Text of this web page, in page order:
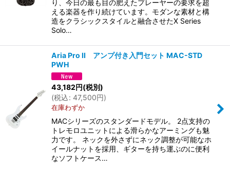
り、今日の最も目の肥えたプレーヤーの要求を超
える楽器を作り続けています。モダンな素材と構
造をクラシックスタイルと融合させたX Series
Solo…
Aria Pro II アンプ付き入門セット MAC-STD
PWH
43,182円(税別)
(税込: 47,500円)
在庫わずか
MACシリーズのスタンダードモデル。 2点支持の
トレモロユニットによる滑らかなアーミングも魅
力です。 ネックを外さずにネック調整が可能なホ
イールナットを採用、ギターを持ち運ぶのに便利
なソフトケース…